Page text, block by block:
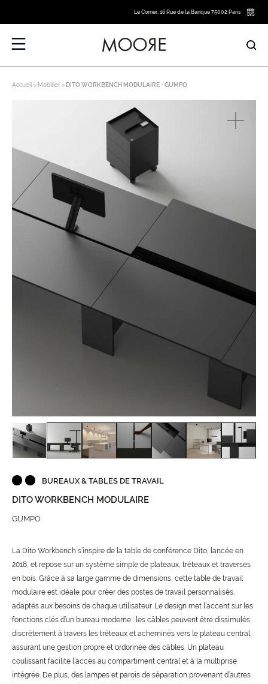
Le Corner, 16 Rue de la Banque 75002 Paris
Accueil Mobilier DITO WORKBENCH MODULAIRE - GUMPO
BUREAUX & TABLES DE TRAVAIL
DITO WORKBENCH MODULAIRE
GUMPO
La Dito Workbench s’inspire de la table de conférence Dito, lancée en
2018, et repose sur un système simple de plateaux, tréteaux et traverses
en bois. Grâce à sa large gamme de dimensions, cette table de travail
modulaire est idéale pour créer des postes de travail personnalisés,
adaptés aux besoins de chaque utilisateur. Le design met l’accent sur les
fonctions clés d’un bureau moderne : les câbles peuvent être dissimulés
discrètement à travers les tréteaux et acheminés vers le plateau central,
assurant une gestion propre et ordonnée des câbles. Un plateau
coulissant facilite l’accès au compartiment central et à la multiprise
intégrée. De plus, des lampes et parois de séparation provenant d’autres